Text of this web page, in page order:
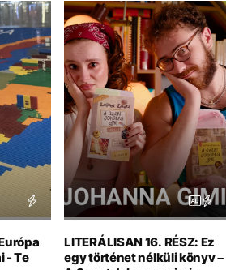
- Te
LITERÁLISAN 16. RÉSZ: Ez
egy történet nélküli könyv –